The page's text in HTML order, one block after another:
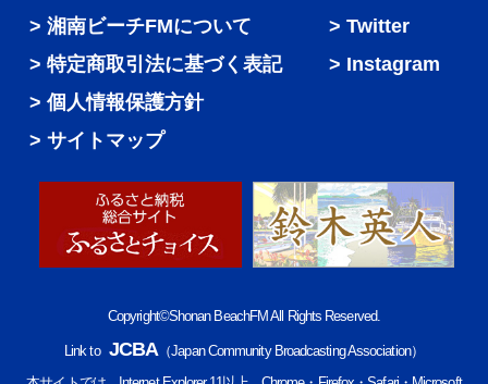
湘南ビーチFMについて
特定商取引法に基づく表記
個人情報保護方針
サイトマップ
Twitter
Instagram
Copyright©Shonan BeachFM All Rights Reserved.
Link to JCBA（Japan Community Broadcasting Association）